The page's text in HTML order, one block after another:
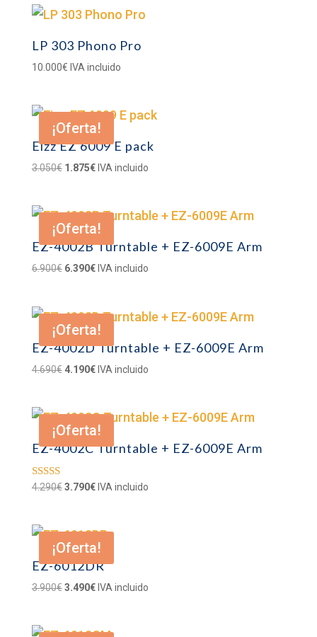
LP 303 Phono Pro
10.000€ IVA incluido
¡Oferta!
Eizz EZ 6009 E pack
3.050€ El
era:
3.050€.
1.875€El
es:
1.875€.
IVA incluido
¡Oferta!
EZ-4002B Turntable + EZ-6009E Arm
6.900€ El
era:
6.900€.
6.390€El
es:
6.390€.
IVA incluido
¡Oferta!
EZ-4002D Turntable + EZ-6009E Arm
4.690€ El
era:
4.690€.
4.190€El
es:
4.190€.
IVA incluido
¡Oferta!
EZ-4002C Turntable + EZ-6009E Arm
Valorado con
4.290€ El
era:
4.290€.
3.790€El
es:
3.790€.
IVA incluido
¡Oferta!
EZ-6012DR
3.900€ El
3.490€ElIVA incluido